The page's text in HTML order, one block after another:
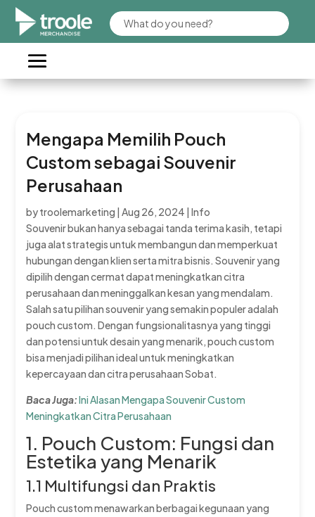
Mengapa Memilih Pouch
Custom sebagai Souvenir
Perusahaan
bytroolemarketing |Aug 26, 2024 |Info
Souvenir bukan hanya sebagai tanda terima kasih, tetapi
juga alat strategis untuk membangun dan memperkuat
hubungan dengan klien serta mitra bisnis. Souvenir yang
dipilih dengan cermat dapat meningkatkan citra
perusahaan dan meninggalkan kesan yang mendalam.
Salah satu pilihan souvenir yang semakin populer adalah
pouch custom. Dengan fungsionalitasnya yang tinggi
dan potensi untuk desain yang menarik, pouch custom
bisa menjadi pilihan ideal untuk meningkatkan
kepercayaan dan citra perusahaan Sobat.
Baca Juga:Ini Alasan Mengapa Souvenir Custom
Meningkatkan Citra Perusahaan
1. Pouch Custom: Fungsi dan
Estetika yang Menarik
1.1 Multifungsi dan Praktis
Pouch custom menawarkan berbagai kegunaan yang